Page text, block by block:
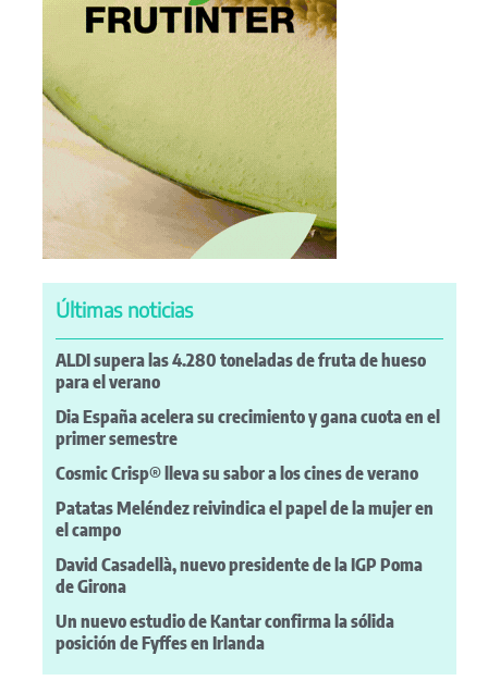
Últimas noticias
ALDI supera las 4.280 toneladas de fruta de hueso
para el verano
Dia España acelera su crecimiento y gana cuota en el
primer semestre
Cosmic Crisp® lleva su sabor a los cines de verano
Patatas Meléndez reivindica el papel de la mujer en
el campo
David Casadellà, nuevo presidente de la IGP Poma
de Girona
Un nuevo estudio de Kantar confirma la sólida
posición de Fyffes en Irlanda